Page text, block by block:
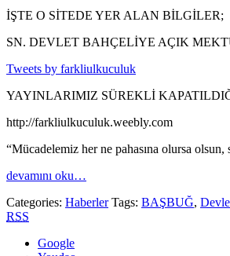
İŞTE O SİTEDE YER ALAN BİLGİLER;
SN. DEVLET BAHÇELİYE AÇIK
Tweets by farkliulkuculuk
YAYINLARIMIZ SÜREKLİ
http://farkliulkuculuk.weebly.com
“Mücadelemiz her ne pahasına olursa
devamını oku…
Categories: Haberler Tags: BAŞBUĞ,
RSS
Google